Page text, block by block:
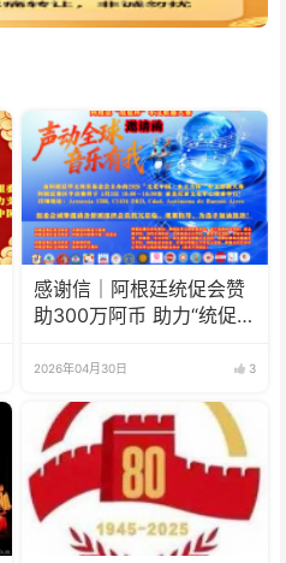
感谢信｜阿根廷统促会赞
助300万阿币 助力“统促
满举办
2026年04月30日 3